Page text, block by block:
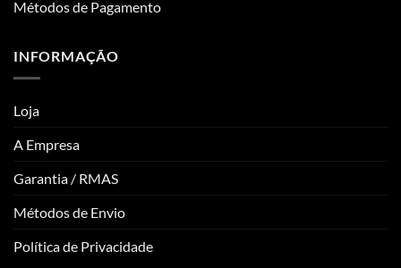
Métodos de Pagamento
INFORMAÇÃO
Loja
A Empresa
Garantia / RMAS
Métodos de Envio
Política de Privacidade